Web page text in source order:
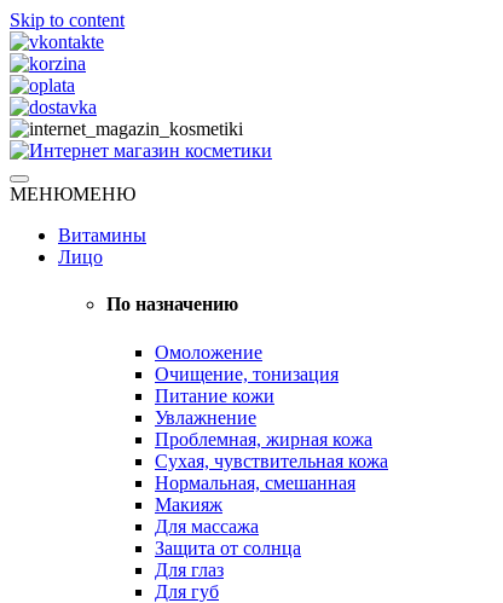
Skip to content
Интернет магазин косметики
Натуральная косметика
МЕНЮМЕНЮ
Витамины
Лицо
По назначению
Омоложение
Очищение, тонизация
Питание кожи
Увлажнение
Проблемная, жирная кожа
Сухая, чувствительная кожа
Нормальная, смешанная
Макияж
Для массажа
Защита от солнца
Для глаз
Для губ